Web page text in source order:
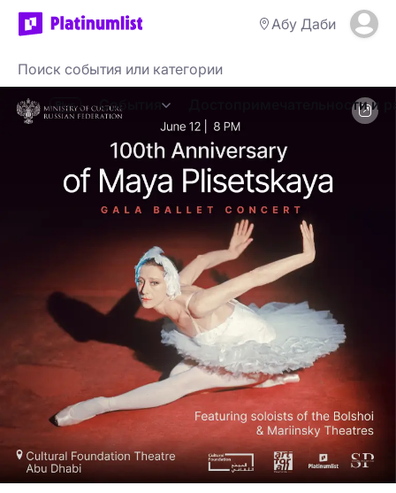
Абу Даби
События Достопримечательности и